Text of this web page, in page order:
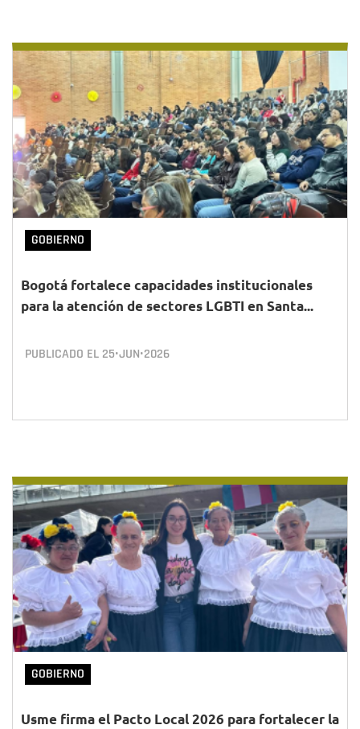
GOBIERNO
Bogotá fortalece capacidades institucionales
para la atención de sectores LGBTI en Santa...
PUBLICADO EL 25•JUN•2026
GOBIERNO
Usme firma el Pacto Local 2026 para fortalecer la